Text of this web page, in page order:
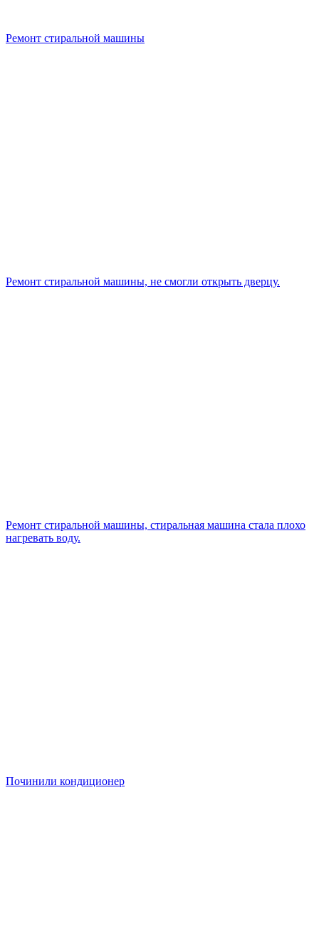
Ремонт стиральной машины
Ремонт стиральной машины, не смогли открыть дверцу.
Ремонт стиральной машины, стиральная машина стала плохо
нагревать воду.
Починили кондиционер